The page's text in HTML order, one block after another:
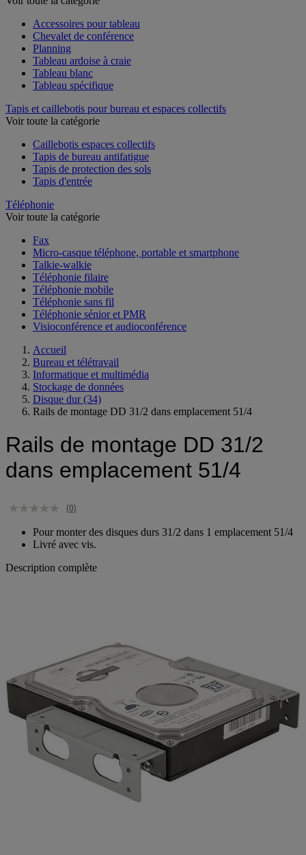
Accessoires pour tableau
Chevalet de conférence
Planning
Tableau ardoise à craie
Tableau blanc
Tableau spécifique
Tapis et caillebotis pour bureau et espaces collectifs
Voir toute la catégorie
Caillebotis espaces collectifs
Tapis de bureau antifatigue
Tapis de protection des sols
Tapis d'entrée
Téléphonie
Voir toute la catégorie
Fax
Micro-casque téléphone, portable et smartphone
Talkie-walkie
Téléphonie filaire
Téléphonie mobile
Téléphonie sans fil
Téléphonie sénior et PMR
Visioconférence et audioconférence
Accueil
Bureau et télétravail
Informatique et multimédia
Stockage de données
Disque dur (34)
Rails de montage DD 31/2 dans emplacement 51/4
Rails de montage DD 31/2
dans emplacement 51/4
(0)
Pour monter des disques durs 31/2 dans 1 emplacement 51/4
Livré avec vis.
Description complète